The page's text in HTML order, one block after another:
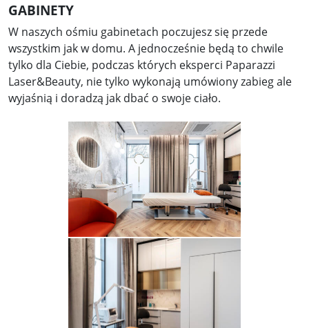
GABINETY
W naszych ośmiu gabinetach poczujesz się przede
wszystkim jak w domu. A jednocześnie będą to chwile
tylko dla Ciebie, podczas których eksperci Paparazzi
Laser&Beauty, nie tylko wykonają umówiony zabieg ale
wyjaśnią i doradzą jak dbać o swoje ciało.